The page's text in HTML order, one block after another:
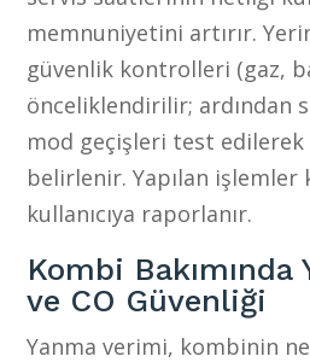
memnuniyetini artırır.
güvenlik kontrolleri (gaz,
önceliklendirilir; ardından
mod geçişleri test edilerek
belirlenir. Yapılan işlemler
kullanıcıya raporlanır.
Kombi Bakımında
ve CO Güvenliği
Yanma verimi, kombinin